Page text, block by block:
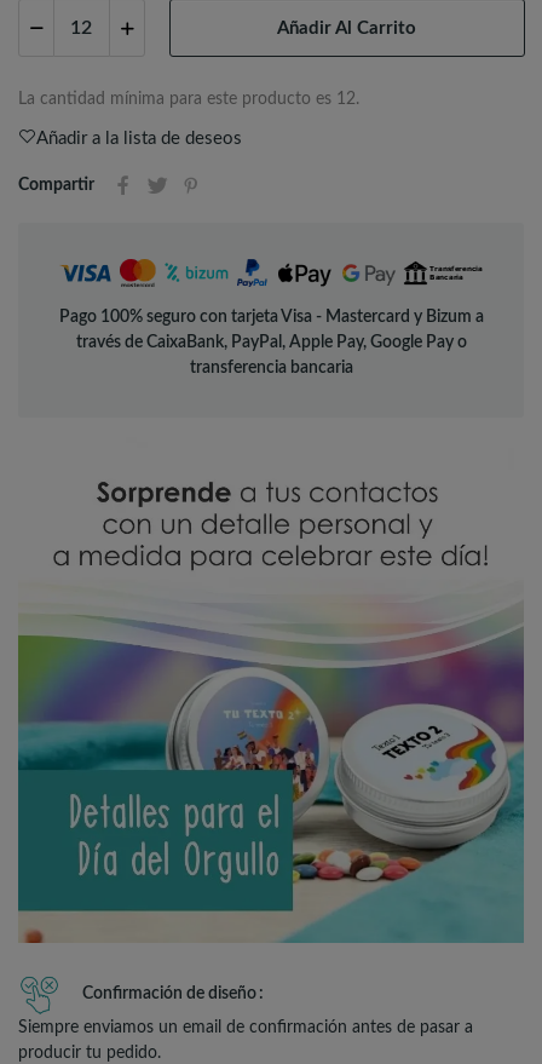
Añadir Al Carrito
La cantidad mínima para este producto es 12.
Añadir a la lista de deseos
Compartir
Pago 100% seguro con tarjeta Visa - Mastercard y Bizum a
través de CaixaBank, PayPal, Apple Pay, Google Pay o
transferencia bancaria
Confirmación de diseño
Siempre enviamos un email de confirmación antes de pasar a
producir tu pedido.